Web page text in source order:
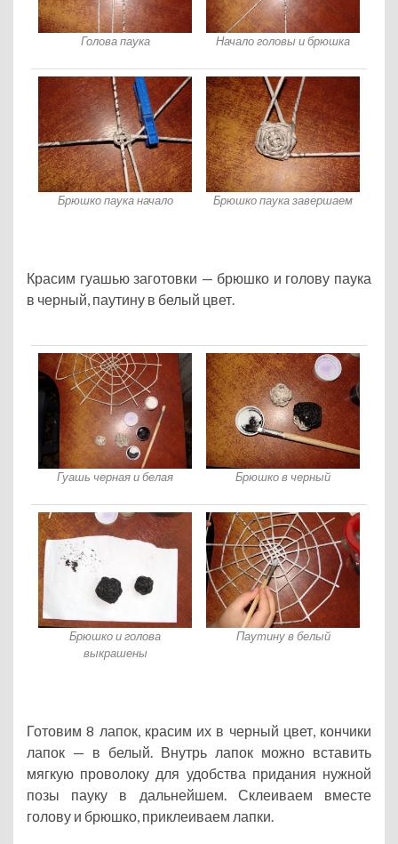
Голова паука Начало головы и брюшка
Брюшко паука начало Брюшко паука завершаем
Красим гуашью заготовки — брюшко и голову паука
в черный, паутину в белый цвет.
Гуашь черная и белая Брюшко в черный
Брюшко и голова
выкрашены
Паутину в белый
Готовим 8 лапок, красим их в черный цвет, кончики
лапок — в белый. Внутрь лапок можно вставить
мягкую проволоку для удобства придания нужной
позы пауку в дальнейшем. Склеиваем вместе
голову и брюшко, приклеиваем лапки.